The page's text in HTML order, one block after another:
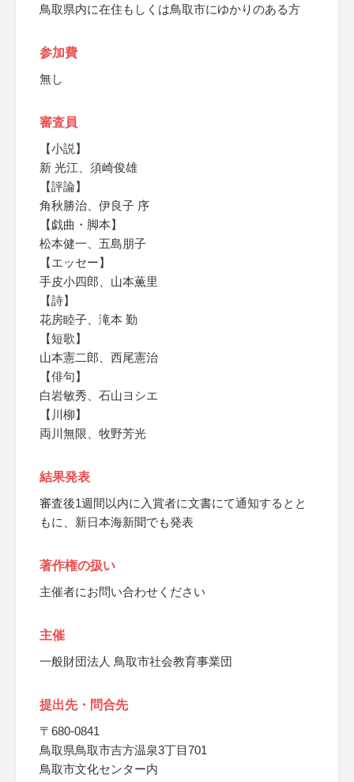
鳥取県内に在住もしくは鳥取市にゆかりのある方
参加費
無し
審査員
【小説】
新 光江、須崎俊雄
【評論】
角秋勝治、伊良子 序
【戯曲・脚本】
松本健一、五島朋子
【エッセー】
手皮小四郎、山本薫里
【詩】
花房睦子、滝本 勤
【短歌】
山本憲二郎、西尾憲治
【俳句】
白岩敏秀、石山ヨシエ
【川柳】
両川無限、牧野芳光
結果発表
審査後1週間以内に入賞者に文書にて通知するとと
もに、新日本海新聞でも発表
著作権の扱い
主催者にお問い合わせください
主催
一般財団法人 鳥取市社会教育事業団
提出先・問合先
〒680-0841
鳥取県鳥取市吉方温泉3丁目701
鳥取市文化センター内